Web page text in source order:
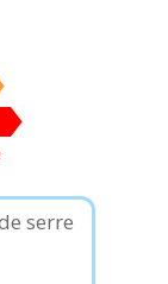
serre